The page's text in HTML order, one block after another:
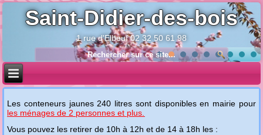
Saint-Didier-des-bois
1 rue d'Elbeuf 02 32 50 61 98
Les conteneurs jaunes 240 litres sont disponibles en mairie pour
les ménages de 2 personnes et plus.
Vous pouvez les retirer de 10h à 12h et de 14 à 18h les :
AnnéeMoisAnnéeMois